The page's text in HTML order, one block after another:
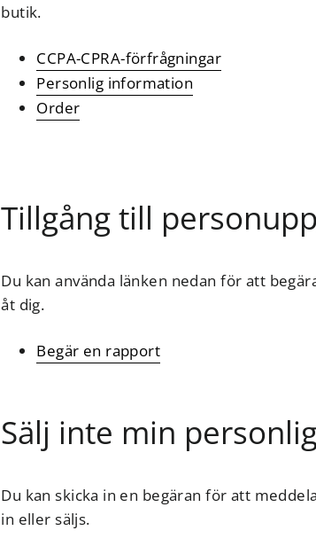
butik.
CCPA-CPRA-förfrågningar
Personlig information
Order
Tillgång till
Du kan använda länken nedan för att
åt dig.
Begär en rapport
Sälj inte min
Du kan skicka in en begäran för att
in eller säljs.